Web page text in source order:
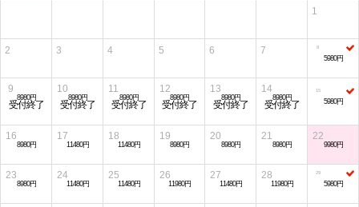
1
2 3 4 5 6 7
5980円
9
8980円
受付終了
10
8980円
受付終了
11
8980円
受付終了
12
8980円
受付終了
13
8980円
受付終了
14
8980円
受付終了 5980円
16
8980円
17
11480円
18
11480円
19
8980円
20
8980円
21
8980円
22
9980円
23
8980円
24
11480円
25
11480円
26
11980円
27
11480円
28
11980円 5980円